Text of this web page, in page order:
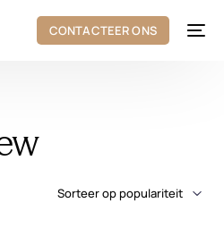
CONTACTEER ONS